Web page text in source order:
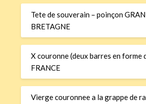
Tete de souverain – poinçon
BRETAGNE
X couronne (deux barres en forme
FRANCE
Vierge couronnee a la grappe de